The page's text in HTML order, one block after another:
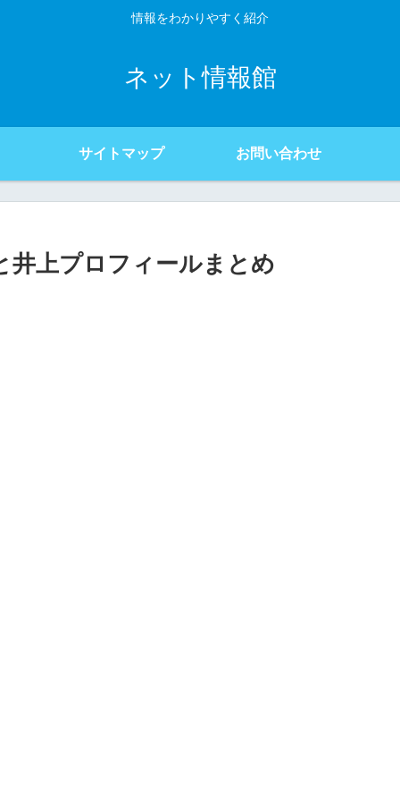
情報をわかりやすく紹介
ネット情報館
サイトマップ お問い合わせ
井上プロフィールまとめ